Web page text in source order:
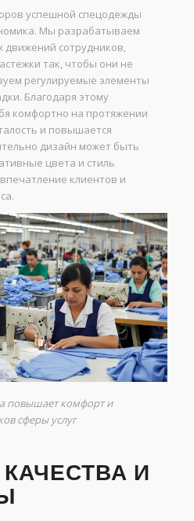
успешной спецодежды
Мы разрабатываем
движений сотрудников,
так, чтобы они не
регулируемые элементы
Благодаря этому
комфортно на протяжении
и повышается
дизайн может быть
цвета и стиль
клиентов и
повышает комфорт и
сферы услуг
И